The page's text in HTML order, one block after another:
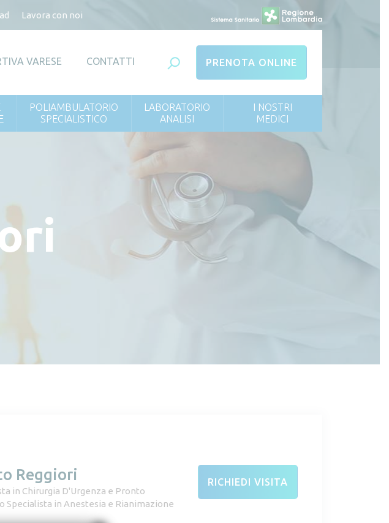
Lavora con noi
VARESE CONTATTI PRENOTA ONLINE
POLIAMBULATORIO
SPECIALISTICO
LABORATORIO
ANALISI
I NOSTRI
MEDICI
Reggiori
in Chirurgia D'Urgenza e Pronto
Specialista in Anestesia e Rianimazione
RICHIEDI VISITA